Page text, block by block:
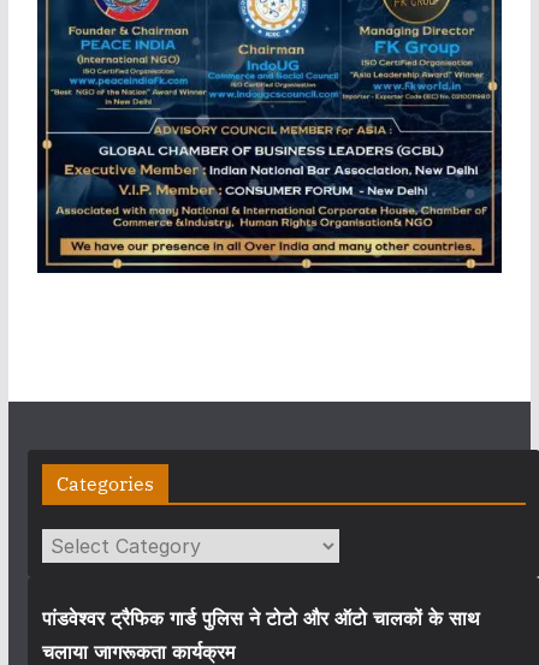
Categories
Categories
पांडवेश्वर ट्रैफिक गार्ड पुलिस ने टोटो और ऑटो चालकों के साथ
चलाया जागरूकता कार्यक्रम